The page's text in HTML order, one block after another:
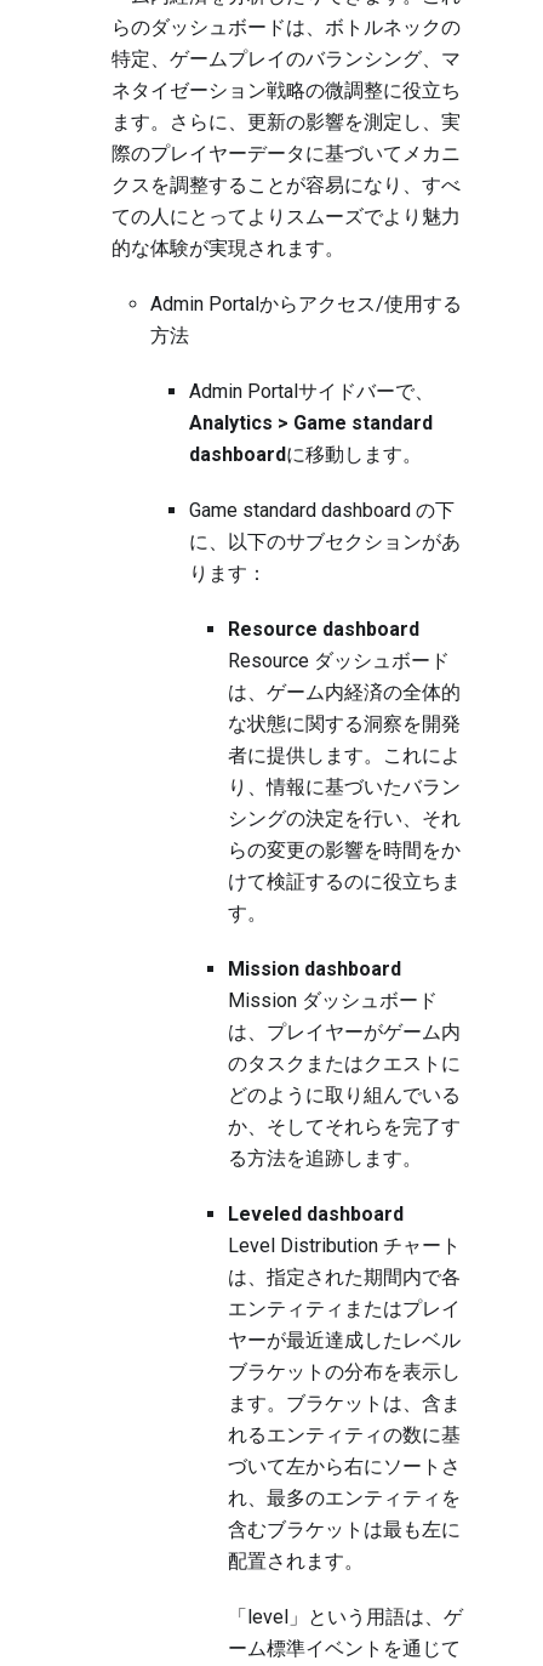
らのダッシュボードは、ボトルネックの
特定、ゲームプレイのバランシング、マ
ネタイゼーション戦略の微調整に役立ち
ます。さらに、更新の影響を測定し、実
際のプレイヤーデータに基づいてメカニ
クスを調整することが容易になり、すべ
ての人にとってよりスムーズでより魅力
的な体験が実現されます。
Admin Portalからアクセス/使用する
方法
Admin Portalサイドバーで、
Analytics > Game standard
dashboardに移動します。
Game standard dashboard の下
に、以下のサブセクションがあ
ります：
Resource dashboard
Resource ダッシュボード
は、ゲーム内経済の全体的
な状態に関する洞察を開発
者に提供します。これによ
り、情報に基づいたバラン
シングの決定を行い、それ
らの変更の影響を時間をか
けて検証するのに役立ちま
す。
Mission dashboard
Mission ダッシュボード
は、プレイヤーがゲーム内
のタスクまたはクエストに
どのように取り組んでいる
か、そしてそれらを完了す
る方法を追跡します。
Leveled dashboard
Level Distribution チャート
は、指定された期間内で各
エンティティまたはプレイ
ヤーが最近達成したレベル
ブラケットの分布を表示し
ます。ブラケットは、含ま
れるエンティティの数に基
づいて左から右にソートさ
れ、最多のエンティティを
含むブラケットは最も左に
配置されます。
「level」という用語は、ゲ
ーム標準イベントを通じて